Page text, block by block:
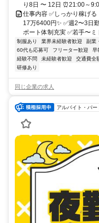
り8日 〜 12日 ⏰21:00～
仕事内容 ✅しっかり稼げ
17万6400円✨ ✅週2〜3日
ポート体制充実 ✅若手〜
制服あり 業界未経験者歓迎 副業
60代も応募可
フリーター歓迎 早
経験不問
未経験者歓迎 交通費全
研修あり
同じ企業の求人
アルバイト・パー